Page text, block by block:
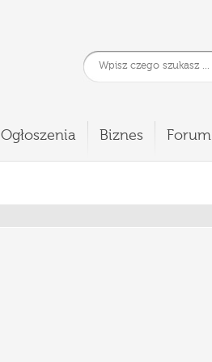
Ogłoszenia Biznes Forum